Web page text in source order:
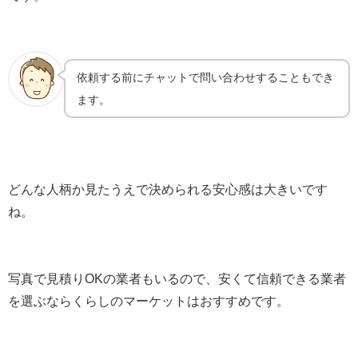
依頼する前にチャットで問い合わせすることもでき
ます。
どんな人柄か見たうえで決められる安心感は大きいです
ね。
写真で見積りOKの業者もいるので、安くて信頼できる業者
を選ぶならくらしのマーケットはおすすめです。